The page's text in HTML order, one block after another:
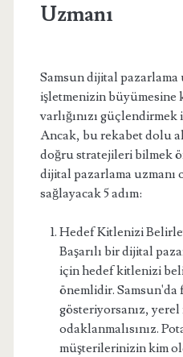
Uzmanı
Samsun dijital pazarlama
işletmenizin büyümesine
varlığınızı güçlendirmek
Ancak, bu rekabet dolu
doğru stratejileri bilmek
dijital pazarlama uzmanı
sağlayacak 5 adım:
Hedef Kitlenizi
Başarılı bir dijital
için hedef kitlenizi
önemlidir. Samsun'da
gösteriyorsanız,
odaklanmalısınız.
müşterilerinizin kim